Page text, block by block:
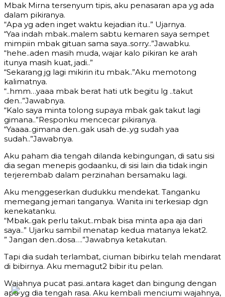
Mbak Mirna tersenyum tipis, aku penasaran apa yg ada
dalam pikiranya.
“Apa yg aden inget waktu kejadian itu..” Ujarnya.
“Yaa indah mbak..malem sabtu kemaren saya sempet
mimpiin mbak gituan sama saya..sorry..”Jawabku.
“hehe..aden masih muda, wajar kalo pikiran ke arah
itunya masih kuat, jadi..”
“Sekarang jg lagi mikirin itu mbak..”Aku memotong
kalimatnya.
“..hmm…yaaa mbak berat hati utk begitu lg ..takut
den..”Jawabnya.
“Kalo saya minta tolong supaya mbak gak takut lagi
gimana..”Responku mencecar pikiranya.
“Yaaaa..gimana den..gak usah de..yg sudah yaa
sudah..”Jawabnya.
Aku paham dia tengah dilanda kebingungan, di satu sisi
dia segan menepis godaanku, di sisi lain dia tidak ingin
terjerembab dalam perzinahan bersamaku lagi.
Aku menggeserkan dudukku mendekat. Tanganku
memegang jemari tanganya. Wanita ini terkesiap dgn
kenekatanku.
“Mbak..gak perlu takut..mbak bisa minta apa aja dari
saya..” Ujarku sambil menatap kedua matanya lekat2.
” Jangan den..dosa….”Jawabnya ketakutan.
Tapi dia sudah terlambat, ciuman bibirku telah mendarat
di bibirnya. Aku memagut2 bibir itu pelan.
Wajahnya pucat pasi..antara kaget dan bingung dengan
apa yg dia tengah rasa. Aku kembali menciumi wajahnya,